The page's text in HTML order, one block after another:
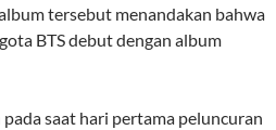
tersebut menandakan bahwa
BTS debut dengan album
saat hari pertama peluncuran